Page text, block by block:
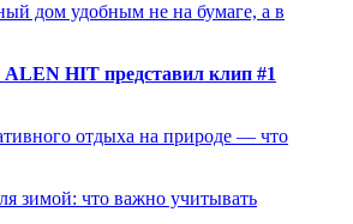
дом удобным не на бумаге, а в
ALEN HIT представил клип #1
отдыха на природе — что
зимой: что важно учитывать